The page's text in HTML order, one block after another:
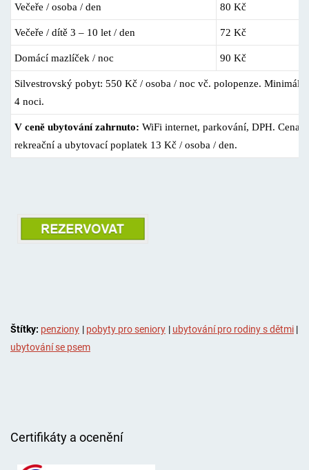
Večeře / osoba / den 80 Kč
Večeře / dítě 3 – 10 let / den 72 Kč
Domácí mazlíček / noc 90 Kč
Silvestrovský pobyt: 550 Kč / osoba / noc vč. polopenze.
4 noci.
V ceně ubytování zahrnuto: WiFi internet, parkování, DPH. Cena
rekreační a ubytovací poplatek 13 Kč / osoba / den.
Štítky: penziony | pobyty pro seniory | ubytování pro rodiny s dětmi|
ubytování se psem
Certifikáty a ocenění